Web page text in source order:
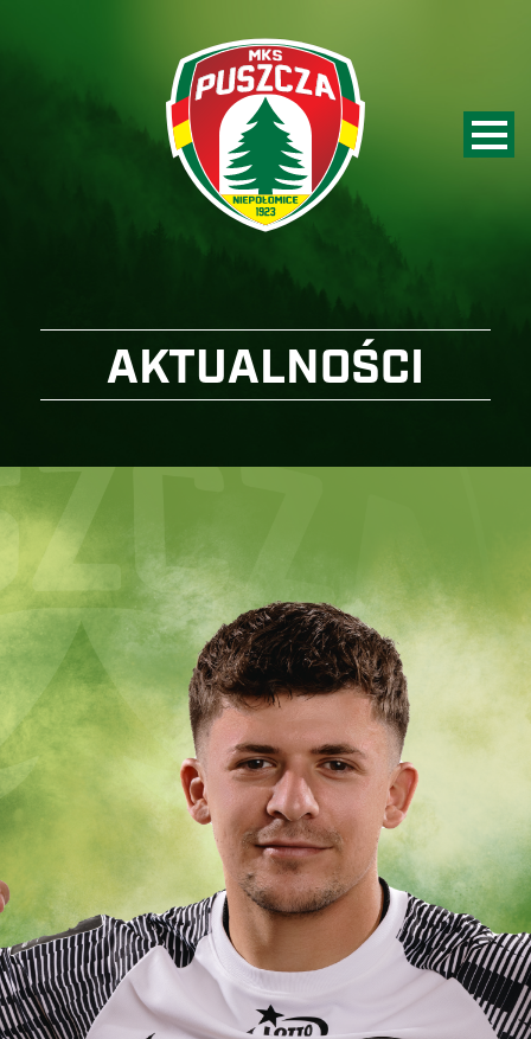
AKTUALNOŚCI